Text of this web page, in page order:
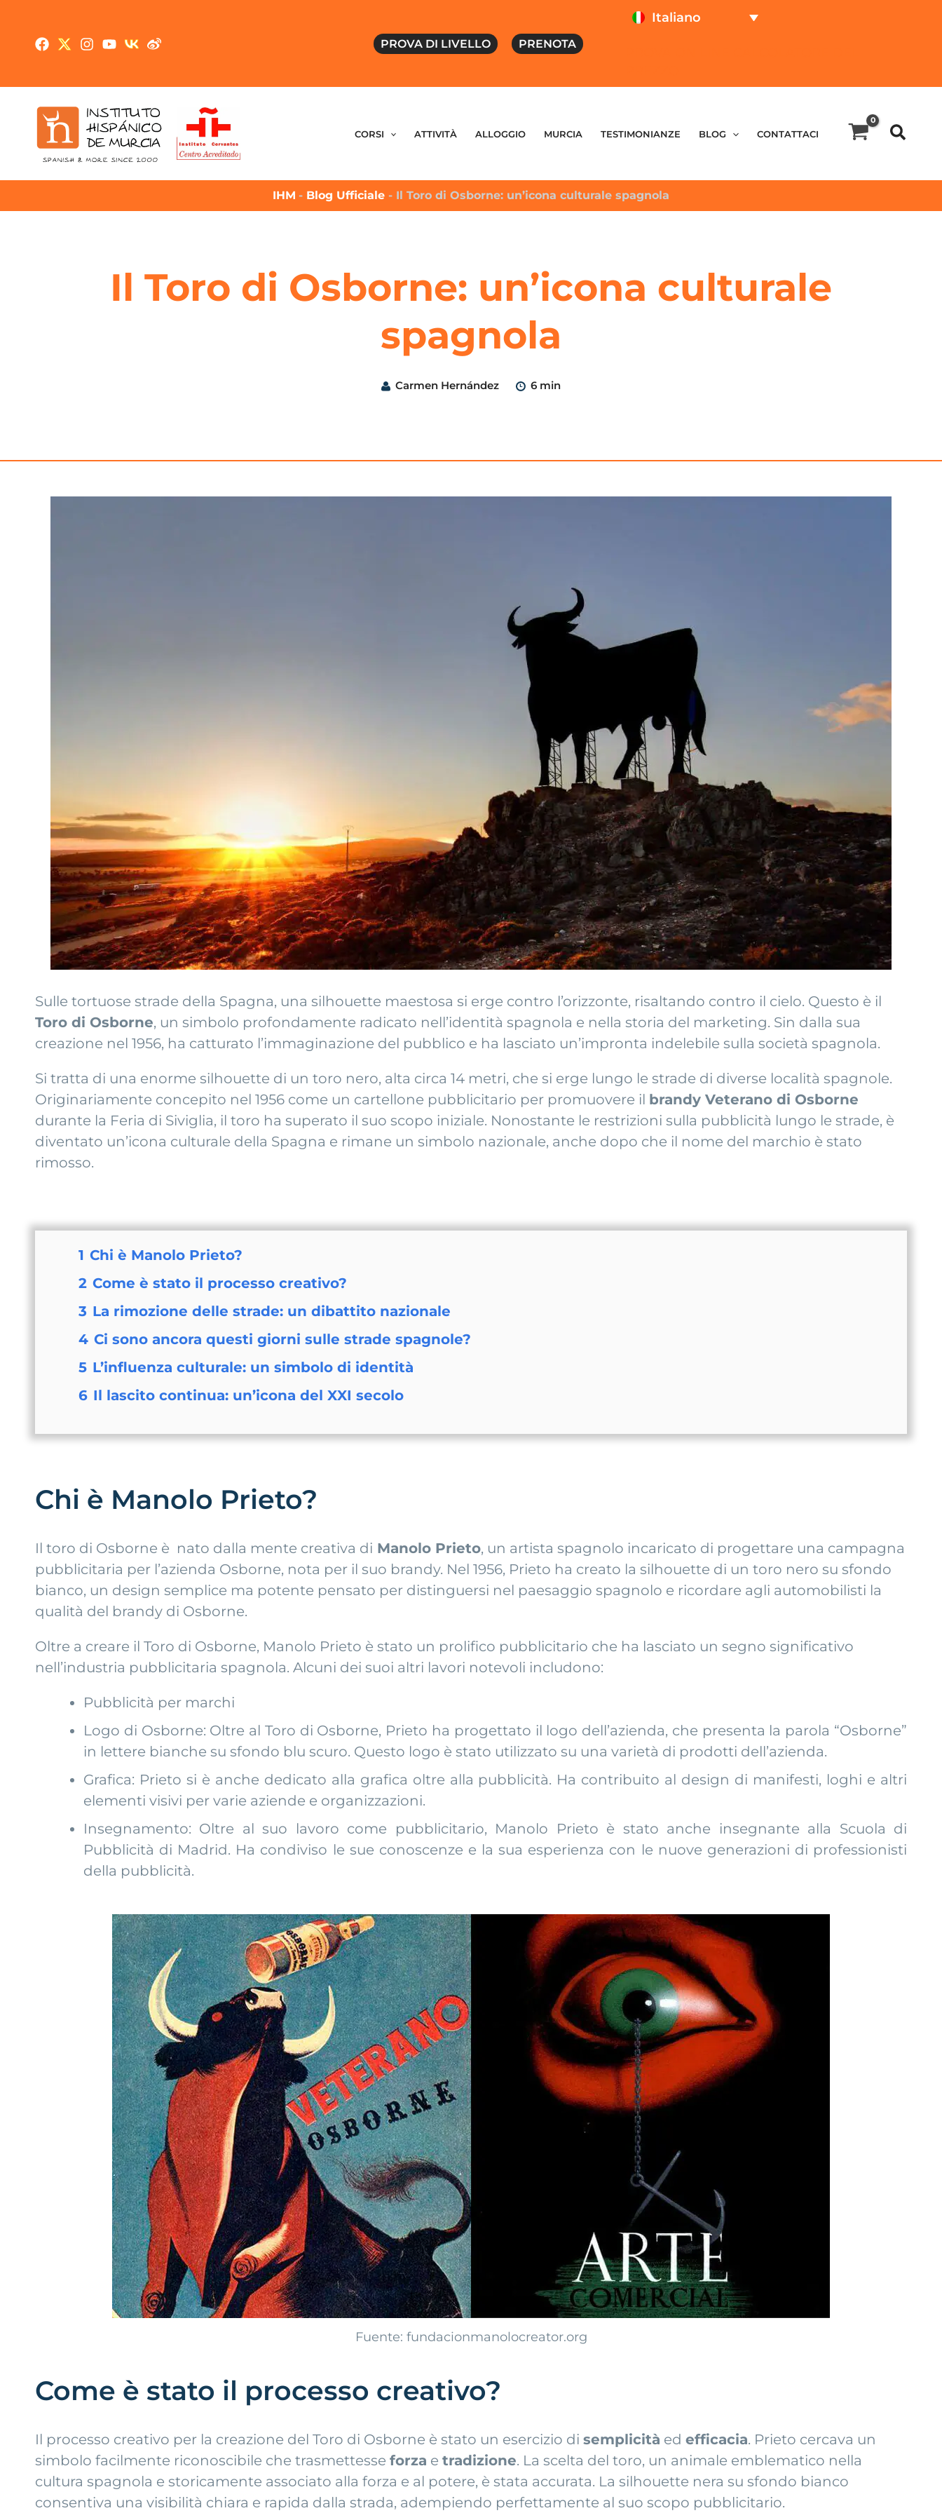
PROVA DI LIVELLO PRENOTA
Italiano
CORSI ATTIVITÀ ALLOGGIO MURCIA TESTIMONIANZE BLOG CONTATTACI
IHM - Blog Ufficiale - Il Toro di Osborne: un’icona culturale spagnola
Il Toro di Osborne: un’icona culturale
spagnola
Carmen Hernández 6 min
Sulle tortuose strade della Spagna, una silhouette maestosa si erge contro l’orizzonte, risaltando contro il cielo. Questo è il
Toro di Osborne, un simbolo profondamente radicato nell’identità spagnola e nella storia del marketing. Sin dalla sua
creazione nel 1956, ha catturato l’immaginazione del pubblico e ha lasciato un’impronta indelebile sulla società spagnola.
Si tratta di una enorme silhouette di un toro nero, alta circa 14 metri, che si erge lungo le strade di diverse località spagnole.
Originariamente concepito nel 1956 come un cartellone pubblicitario per promuovere il brandy Veterano di Osborne
durante la Feria di Siviglia, il toro ha superato il suo scopo iniziale. Nonostante le restrizioni sulla pubblicità lungo le strade, è
diventato un’icona culturale della Spagna e rimane un simbolo nazionale, anche dopo che il nome del marchio è stato
rimosso.
1 Chi è Manolo Prieto?
2 Come è stato il processo creativo?
3 La rimozione delle strade: un dibattito nazionale
4 Ci sono ancora questi giorni sulle strade spagnole?
5 L’influenza culturale: un simbolo di identità
6 Il lascito continua: un’icona del XXI secolo
Chi è Manolo Prieto?
Il toro di Osborne è nato dalla mente creativa di Manolo Prieto, un artista spagnolo incaricato di progettare una campagna
pubblicitaria per l’azienda Osborne, nota per il suo brandy. Nel 1956, Prieto ha creato la silhouette di un toro nero su sfondo
bianco, un design semplice ma potente pensato per distinguersi nel paesaggio spagnolo e ricordare agli automobilisti la
qualità del brandy di Osborne.
Oltre a creare il Toro di Osborne, Manolo Prieto è stato un prolifico pubblicitario che ha lasciato un segno significativo
nell’industria pubblicitaria spagnola. Alcuni dei suoi altri lavori notevoli includono:
Pubblicità per marchi
Logo di Osborne: Oltre al Toro di Osborne, Prieto ha progettato il logo dell’azienda, che presenta la parola “Osborne”
in lettere bianche su sfondo blu scuro. Questo logo è stato utilizzato su una varietà di prodotti dell’azienda.
Grafica: Prieto si è anche dedicato alla grafica oltre alla pubblicità. Ha contribuito al design di manifesti, loghi e altri
elementi visivi per varie aziende e organizzazioni.
Insegnamento: Oltre al suo lavoro come pubblicitario, Manolo Prieto è stato anche insegnante alla Scuola di
Pubblicità di Madrid. Ha condiviso le sue conoscenze e la sua esperienza con le nuove generazioni di professionisti
della pubblicità.
Fuente: fundacionmanolocreator.org
Come è stato il processo creativo?
Il processo creativo per la creazione del Toro di Osborne è stato un esercizio di semplicità ed efficacia. Prieto cercava un
simbolo facilmente riconoscibile che trasmettesse forza e tradizione. La scelta del toro, un animale emblematico nella
cultura spagnola e storicamente associato alla forza e al potere, è stata accurata. La silhouette nera su sfondo bianco
consentiva una visibilità chiara e rapida dalla strada, adempiendo perfettamente al suo scopo pubblicitario.